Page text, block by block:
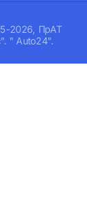
2026, ПрАТ
" Auto24".